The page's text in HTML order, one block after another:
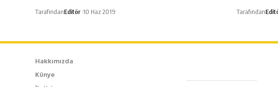
TarafındanEditör 10 Haz 2019 Tarafından
Hakkımızda
Künye
Caferağa Mah. Dr.